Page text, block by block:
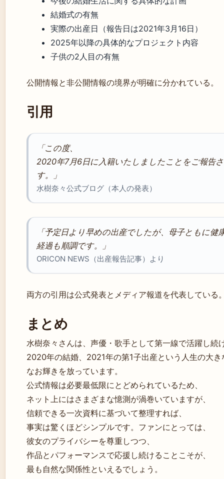
結婚式の有無
実際の出産日（報告日は2021年3月16日）
2025年以降の具体的なプロジェクト内容
子供の2人目の有無
公開情報と非公開情報の境界が明確に分かれている。
引用
「この度、
2020年7月6日に入籍いたしましたことをご報告
す。」
水樹奈々公式ブログ（本人の発表）
「予定日より早めの出産でしたが、母子ともに健
経過も順調です。」
ORICON NEWS（出産報告記事）より
両方の引用は公式発表とメディア報道を代表している
まとめ
水樹奈々さんは、声優・歌手として第一線で活躍し続
2020年の結婚、2021年の第1子出産という人生の大き
なお輝きを放っています。
公式情報は必要最低限にとどめられているため、
ネット上にはさまざまな憶測が渦巻いていますが、
信頼できる一次資料に基づいて整理すれば、
事実は驚くほどシンプルです。ファンにとっては、
彼女のプライバシーを尊重しつつ、
作品とパフォーマンスで応援し続けることこそが、
最も自然な関係性といえるでしょう。